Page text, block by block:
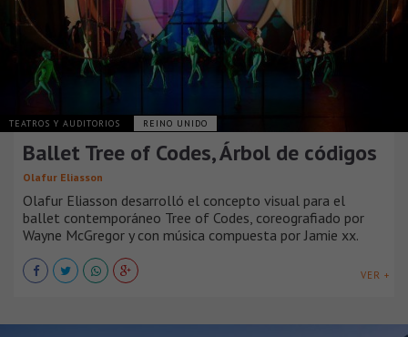
TEATROS Y AUDITORIOS REINO UNIDO
Ballet Tree of Codes, Árbol de códigos
Olafur Eliasson
Olafur Eliasson desarrolló el concepto visual para el
ballet contemporáneo Tree of Codes, coreografiado por
Wayne McGregor y con música compuesta por Jamie xx.
VER +